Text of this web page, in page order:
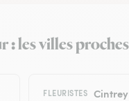
les villes
FLEURISTES Cintrey